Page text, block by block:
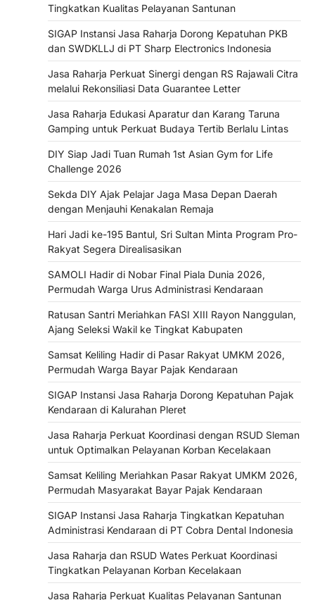
Tingkatkan Kualitas Pelayanan Santunan
SIGAP Instansi Jasa Raharja Dorong Kepatuhan PKB
dan SWDKLLJ di PT Sharp Electronics Indonesia
Jasa Raharja Perkuat Sinergi dengan RS Rajawali Citra
melalui Rekonsiliasi Data Guarantee Letter
Jasa Raharja Edukasi Aparatur dan Karang Taruna
Gamping untuk Perkuat Budaya Tertib Berlalu Lintas
DIY Siap Jadi Tuan Rumah 1st Asian Gym for Life
Challenge 2026
Sekda DIY Ajak Pelajar Jaga Masa Depan Daerah
dengan Menjauhi Kenakalan Remaja
Hari Jadi ke-195 Bantul, Sri Sultan Minta Program Pro-
Rakyat Segera Direalisasikan
SAMOLI Hadir di Nobar Final Piala Dunia 2026,
Permudah Warga Urus Administrasi Kendaraan
Ratusan Santri Meriahkan FASI XIII Rayon Nanggulan,
Ajang Seleksi Wakil ke Tingkat Kabupaten
Samsat Keliling Hadir di Pasar Rakyat UMKM 2026,
Permudah Warga Bayar Pajak Kendaraan
SIGAP Instansi Jasa Raharja Dorong Kepatuhan Pajak
Kendaraan di Kalurahan Pleret
Jasa Raharja Perkuat Koordinasi dengan RSUD Sleman
untuk Optimalkan Pelayanan Korban Kecelakaan
Samsat Keliling Meriahkan Pasar Rakyat UMKM 2026,
Permudah Masyarakat Bayar Pajak Kendaraan
SIGAP Instansi Jasa Raharja Tingkatkan Kepatuhan
Administrasi Kendaraan di PT Cobra Dental Indonesia
Jasa Raharja dan RSUD Wates Perkuat Koordinasi
Tingkatkan Pelayanan Korban Kecelakaan
Jasa Raharja Perkuat Kualitas Pelayanan Santunan